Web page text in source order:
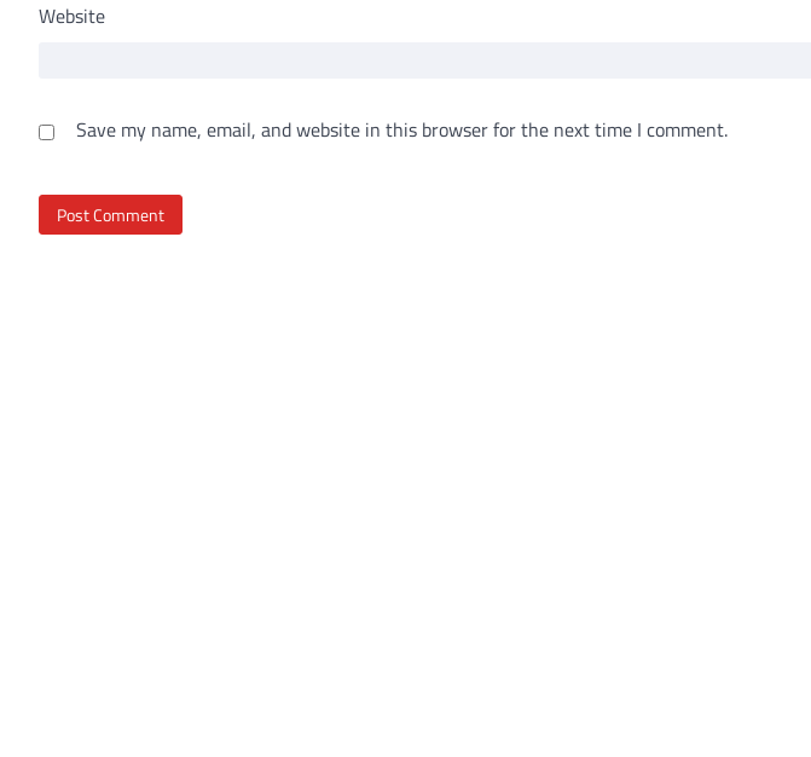
Website
Save my name, email, and website in this browser for the next time I comment.